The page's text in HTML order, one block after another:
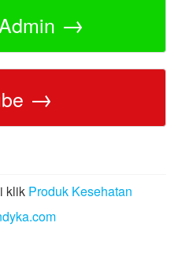
→
→
klik Produk Kesehatan